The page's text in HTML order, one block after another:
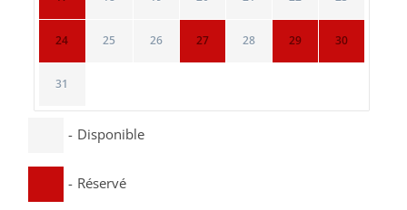
24 25 26 27 28 29 30
31
- Disponible
- Réservé